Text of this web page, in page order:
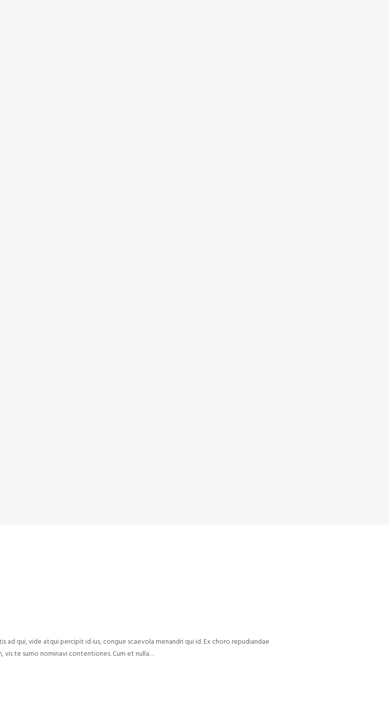
qui, vide atqui percipit id ius, congue scaevola menandri qui id. Ex choro repudiandae
te sumo nominavi contentiones. Cum et nulla…